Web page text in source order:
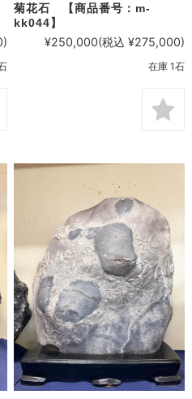
菊花石 【商品番号：m-
kk044】
¥250,000(税込 ¥275,000)
在庫 1石